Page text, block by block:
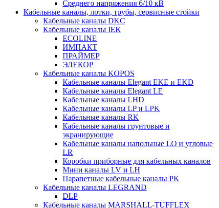
Среднего напряжения 6/10 кВ
Кабельные каналы, лотки, трубы, сервисные стойки
Кабельные каналы DKC
Кабельные каналы IEK
ECOLINE
ИМПАКТ
ПРАЙМЕР
ЭЛЕКОР
Кабельные каналы KOPOS
Кабельные каналы Elegant EKE и EKD
Кабельные каналы Elegant LE
Кабельные каналы LHD
Кабельные каналы LP и LPK
Кабельные каналы RK
Кабельные каналы грунтовые и
экранирующие
Кабельные каналы напольные LO и угловые
LR
Коробки приборные для кабельных каналов
Мини каналы LV и LH
Парапетные кабельные каналы PK
Кабельные каналы LEGRAND
DLP
Кабельные каналы MARSHALL-TUFFLEX